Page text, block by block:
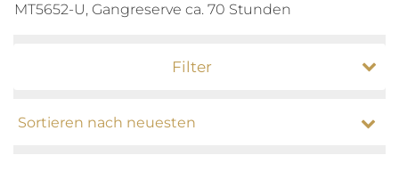
MT5652-U, Gangreserve ca. 70 Stunden
Filter